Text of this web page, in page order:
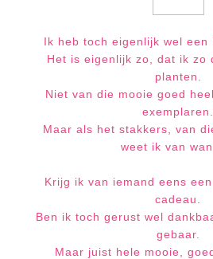
Ik heb toch eigenlijk wel een
Het is eigenlijk zo, dat ik zo
planten.
Niet van die mooie goed
exemplaren.
Maar als het stakkers, van
weet ik van
Krijg ik van iemand eens e
cadeau.
Ben ik toch gerust wel
gebaar.
Maar juist hele mooie,